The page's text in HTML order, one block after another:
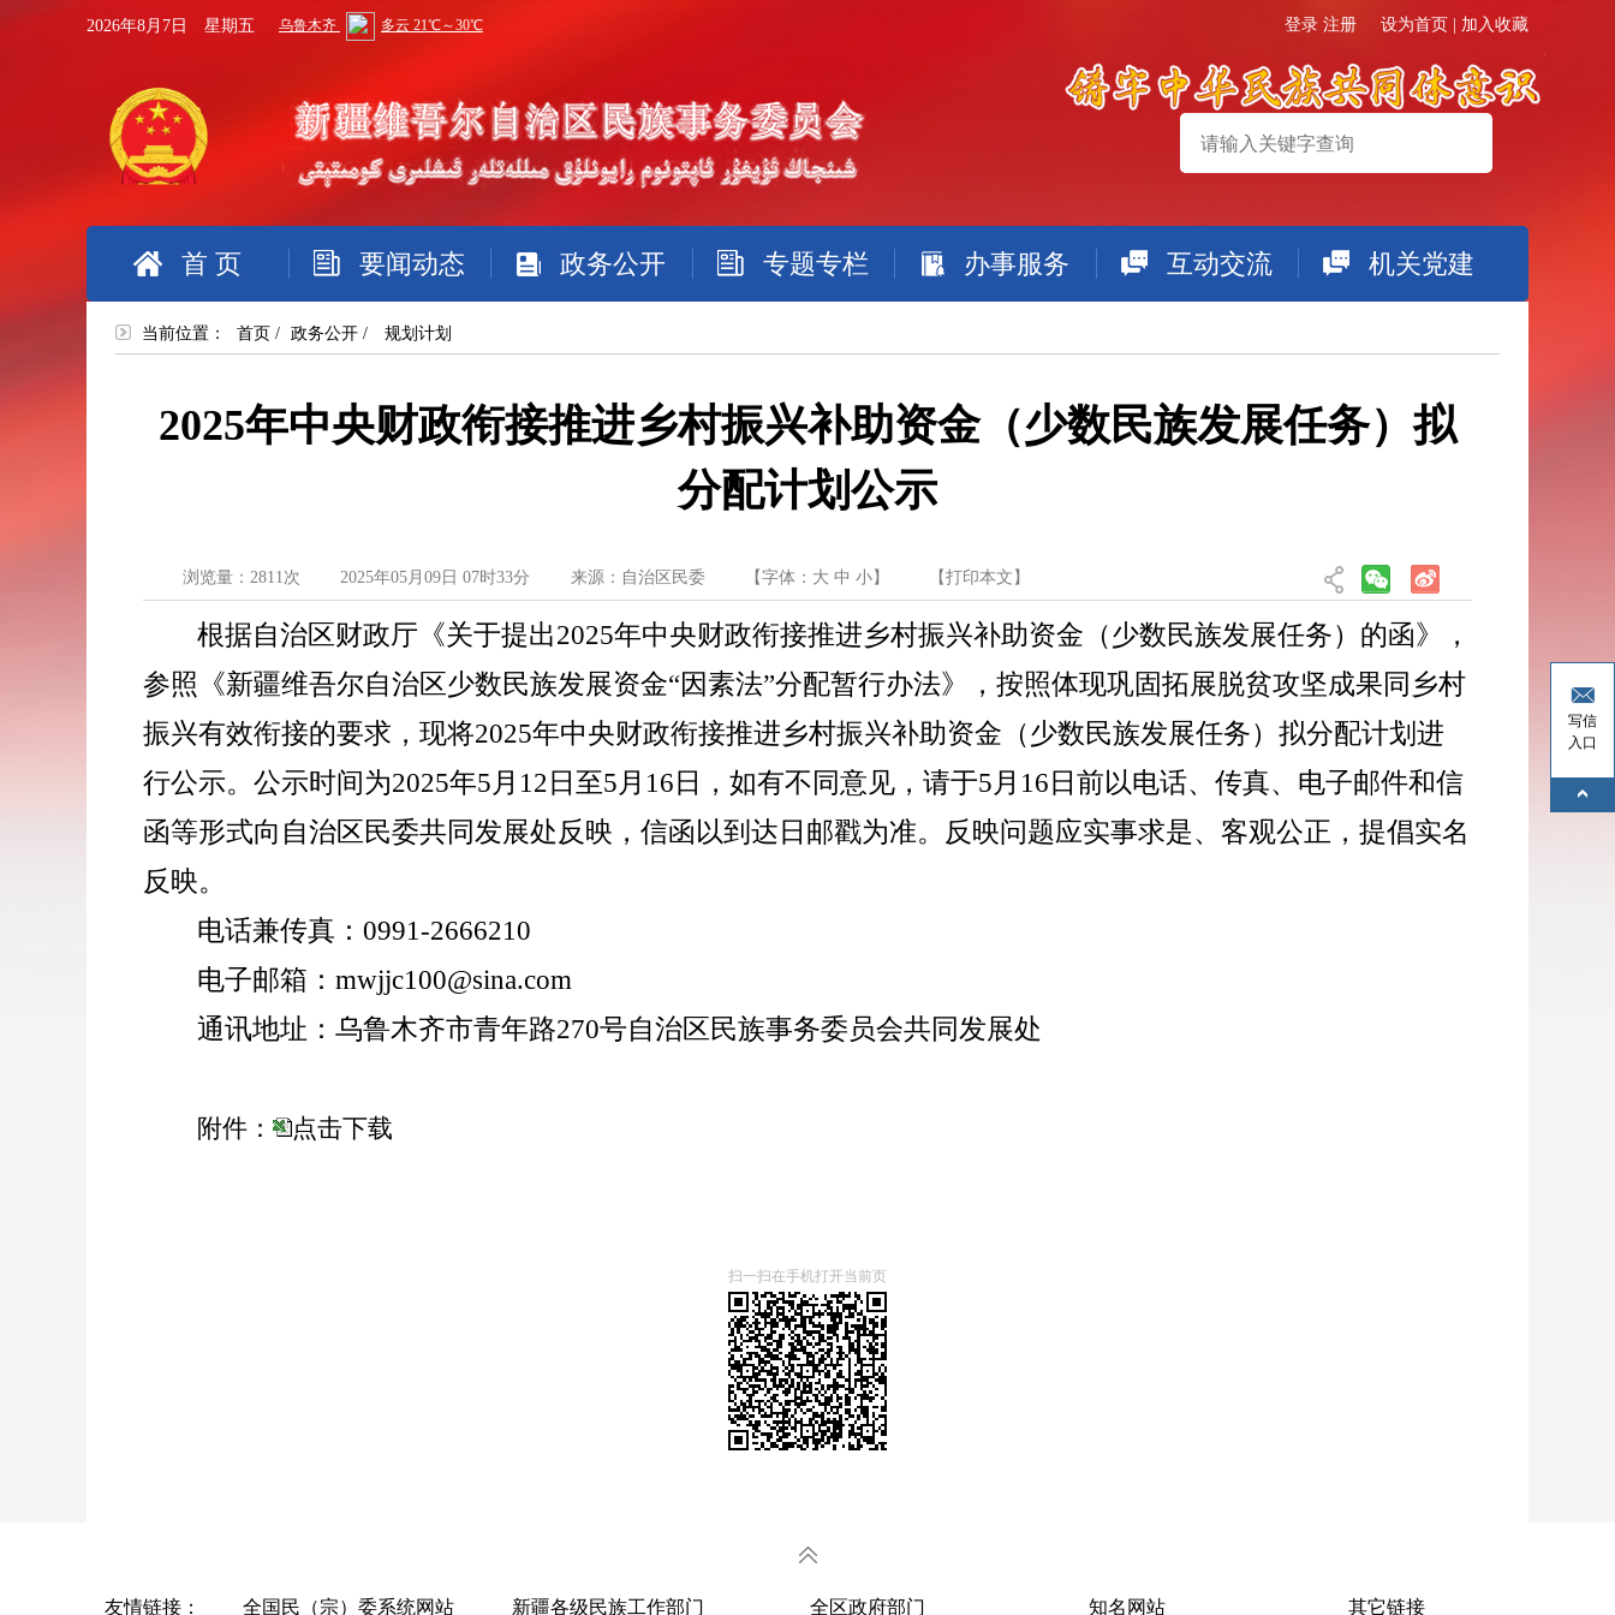
2026年8月7日 星期五 设为首页 加入收藏
登录 注册
搜索
首 页 要闻动态 政务公开 专题专栏 办事服务 互动交流 机关党建
当前位置： 首页 / 政务公开 / 规划计划
2025年中央财政衔接推进乡村振兴补助资金（少数民族发展任务）拟
分配计划公示
浏览量：2811次 2025年05月09日 07时33分 来源：自治区民委 【字体： 大 中 小】 【 打印本文 】
根据自治区财政厅 《关于提出2025年中央财政衔接推进乡村振兴补助资金（少数民族发展任务）的函》
，
参照《新疆维吾尔自治区少数民族发展资金“因素法”分配暂行办法》，按照体现巩固拓展脱贫攻坚成果同乡村
振兴有效衔接的要求 ，现将2025年中央财政衔接推进乡村振兴补助资金（少数民族发展任务）拟分配计划进
行公示。公示时间为2025年5 月 12 日至5 月 16 日，如有不同意见，请于5 月 16 日前以电话、传真、电子邮件和信
函等形式向自治区民委共同发展处反映，信函以到达日邮戳为准。反映问题应实事求是、客观公正，提倡实名
反映。
电话兼传真：0991-2666210
电子邮箱：mwjjc100@sina.com
通讯地址：乌鲁木齐市青年路270号自治区民族事务委员会共同发展处
附件： 点击下载
扫一扫在手机打开当前页
写信
入口
友情链接： 全国民（宗）委系统网站 新疆各级民族工作部门 全区政府部门 知名网站 其它链接